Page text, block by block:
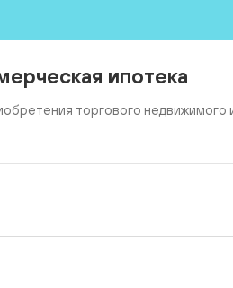
ипотека
торгового недвижимого